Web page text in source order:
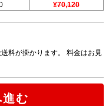
¥70,120
料が掛かります。 料金はお見
む